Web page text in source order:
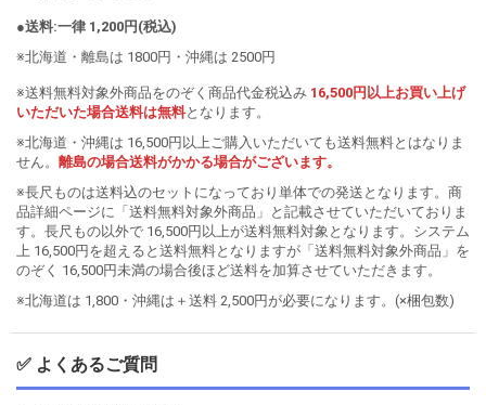
●送料:一律 1,200円(税込)
※北海道・離島は 1800円・沖縄は 2500円
※送料無料対象外商品をのぞく商品代金税込み 16,500円以上お買い上げ
いただいた場合送料は無料となります。
※北海道・沖縄は 16,500円以上ご購入いただいても送料無料とはなりま
せん。 離島の場合送料がかかる場合がございます。
※長尺ものは送料込のセットになっており単体での発送となります。商
品詳細ページに「送料無料対象外商品」と記載させていただいておりま
す。長尺もの以外で 16,500円以上が送料無料対象となります。システム
上 16,500円を超えると送料無料となりますが「送料無料対象外商品」を
のぞく 16,500円未満の場合後ほど送料を加算させていただきます。
※北海道は 1,800・沖縄は＋送料 2,500円が必要になります。(×梱包数)
✅ よくあるご質問